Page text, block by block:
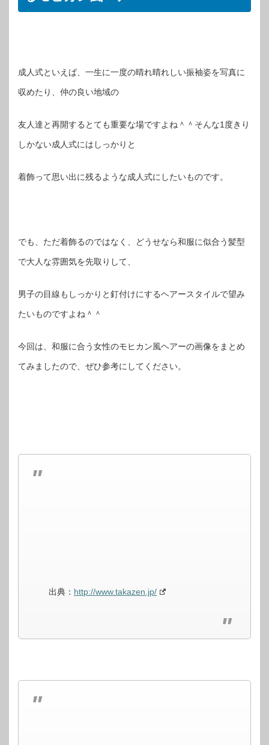
成人式といえば、一生に一度の晴れ晴れしい振袖姿を写真に
収めたり、仲の良い地域の
友人達と再開するとても重要な場ですよね＾＾そんな1度きり
しかない成人式にはしっかりと
着飾って思い出に残るような成人式にしたいものです。
でも、ただ着飾るのではなく、どうせなら和服に似合う髪型
で大人な雰囲気を先取りして、
男子の目線もしっかりと釘付けにするヘアースタイルで望み
たいものですよね＾＾
今回は、和服に合う女性のモヒカン風ヘアーの画像をまとめ
てみましたので、ぜひ参考にしてください。
出典： http://www.takazen.jp/